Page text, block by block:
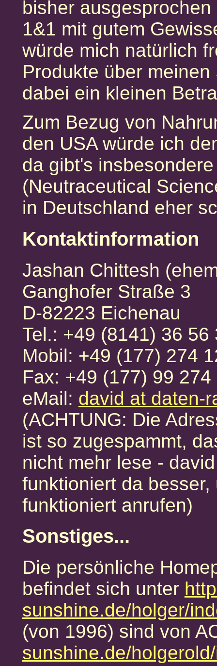
bisher
1&1 mit gutem
würde mich natürlich
Produkte über
dabei ein kleinen
Zum Bezug von
den USA würde ich
da gibt's
(Neutraceutical
in Deutschland eher
Kontaktinformation
Jashan Chittesh
Ganghofer Straße 3
D-82223 Eichenau
Tel.: +49 (8141) 36 56
Mobil: +49 (177) 274
Fax: +49 (177) 99 274
eMail: david at daten-
(ACHTUNG: Die
ist so zugespammt,
nicht mehr lese -
funktioniert da
funktioniert anrufen)
Sonstiges...
Die persönliche
befindet sich unter
sunshine.de/holger/
(von 1996) sind von
sunshine.de/